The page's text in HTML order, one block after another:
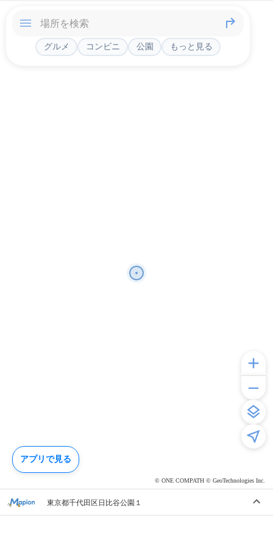
© ONE COMPATH © GeoTechnologies Inc.
グルメ コンビニ 公園 もっと見る
東京都千代田区日比谷公園１
アプリで見る